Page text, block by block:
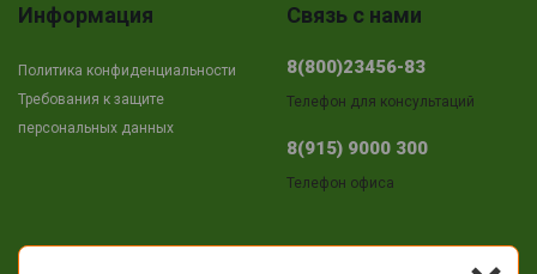
Информация
Политика конфиденциальности
Требования к защите
персональных данных
Связь с нами
8(800)23456-83
Телефон для консультаций
8(915) 9000 300
Телефон офиса